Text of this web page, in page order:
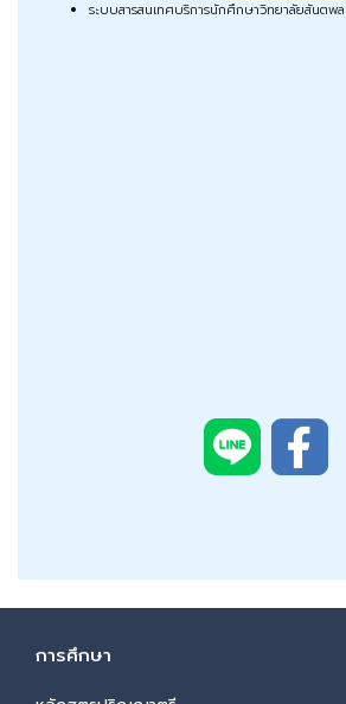
ระบบสารสนเทศบริการนักศึกษาวิทยาลัยสันตพล
การศึกษา